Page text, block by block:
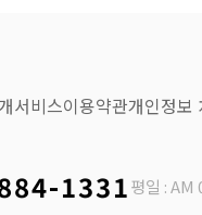
서비스이용약관개인정보
1331평일 : AM